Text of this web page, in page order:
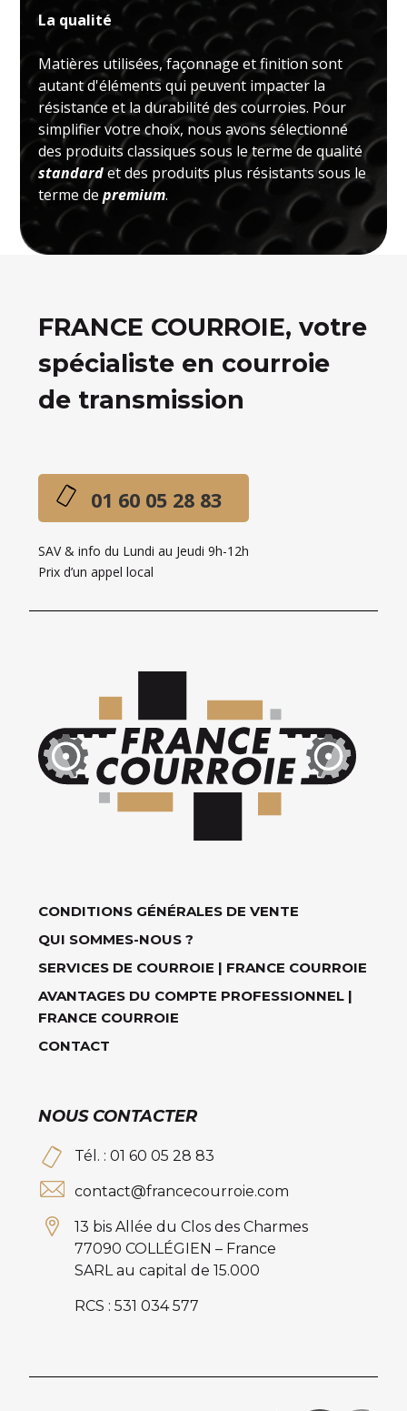
La qualité
Matières utilisées, façonnage et finition sont
autant d'éléments qui peuvent impacter la
résistance et la durabilité des courroies. Pour
simplifier votre choix, nous avons sélectionné
des produits classiques sous le terme de qualité
standardet des produits plus résistants sous le
terme depremium.
FRANCE COURROIE, votre
spécialiste en courroie
de transmission
01 60 05 28 83
SAV & info du Lundi au Jeudi 9h-12h
Prix d’un appel local
CONDITIONS GÉNÉRALES DE VENTE
QUI SOMMES-NOUS ?
SERVICES DE COURROIE | FRANCE COURROIE
AVANTAGES DU COMPTE PROFESSIONNEL |
FRANCE COURROIE
CONTACT
NOUS CONTACTER
Tél. : 01 60 05 28 83
contact@francecourroie.com
13 bis Allée du Clos des Charmes
77090 COLLÉGIEN – France
SARL au capital de 15.000
RCS : 531 034 577